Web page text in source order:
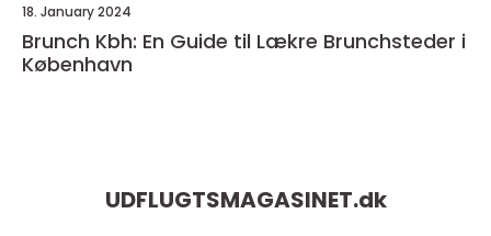
18. January 2024
Brunch Kbh: En Guide til Lækre Brunchsteder i
København
UDFLUGTSMAGASINET.dk